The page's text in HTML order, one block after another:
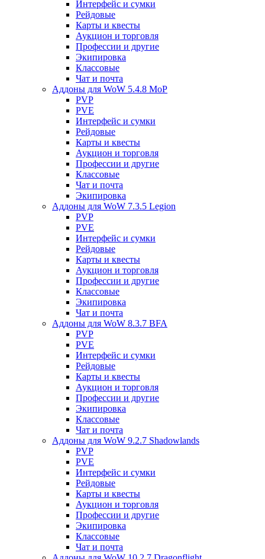
Интерфейс и сумки
Рейдовые
Карты и квесты
Аукцион и торговля
Профессии и другие
Экипировка
Классовые
Чат и почта
Аддоны для WoW 5.4.8 MoP
PVP
PVE
Интерфейс и сумки
Рейдовые
Карты и квесты
Аукцион и торговля
Профессии и другие
Классовые
Чат и почта
Экипировка
Аддоны для WoW 7.3.5 Legion
PVP
PVE
Интерфейс и сумки
Рейдовые
Карты и квесты
Аукцион и торговля
Профессии и другие
Классовые
Экипировка
Чат и почта
Аддоны для WoW 8.3.7 BFA
PVP
PVE
Интерфейс и сумки
Рейдовые
Карты и квесты
Аукцион и торговля
Профессии и другие
Экипировка
Классовые
Чат и почта
Аддоны для WoW 9.2.7 Shadowlands
PVP
PVE
Интерфейс и сумки
Рейдовые
Карты и квесты
Аукцион и торговля
Профессии и другие
Экипировка
Классовые
Чат и почта